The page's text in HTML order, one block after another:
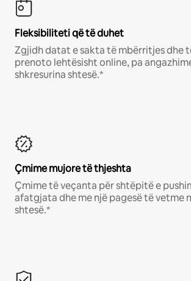
Fleksibiliteti që të duhet
Zgjidh datat e sakta të mbërritjes dhe
prenoto lehtësisht online, pa
shkresurina shtesë.*
Çmime mujore të thjeshta
Çmime të veçanta për shtëpitë e
afatgjata dhe me një pagesë të vetme
shtesë.*